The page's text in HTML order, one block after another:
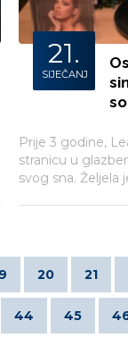
21.
SIJEČANJ
Prije 3 godine,
stranicu u
svog sna. Željela
20 21
44 45